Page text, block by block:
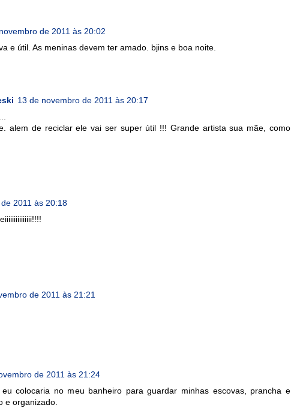
de 2011 às 20:02
e útil. As meninas devem ter amado. bjins e boa noite.
13 de novembro de 2011 às 20:17
alem de reciclar ele vai ser super útil !!! Grande artista sua mãe, como
2011 às 20:18
de 2011 às 21:21
de 2011 às 21:24
colocaria no meu banheiro para guardar minhas escovas, prancha e
e organizado.